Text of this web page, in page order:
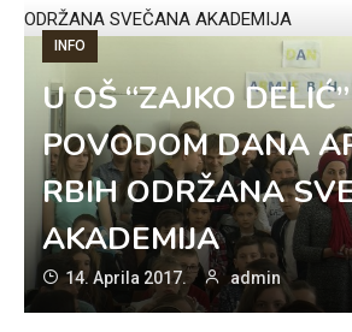
ODRŽANA SVEČANA AKADEMIJA
INFO
U OŠ “ZAJKO DELIĆ”
POVODOM DANA
RBIH ODRŽANA
AKADEMIJA
14. Aprila 2017. admin